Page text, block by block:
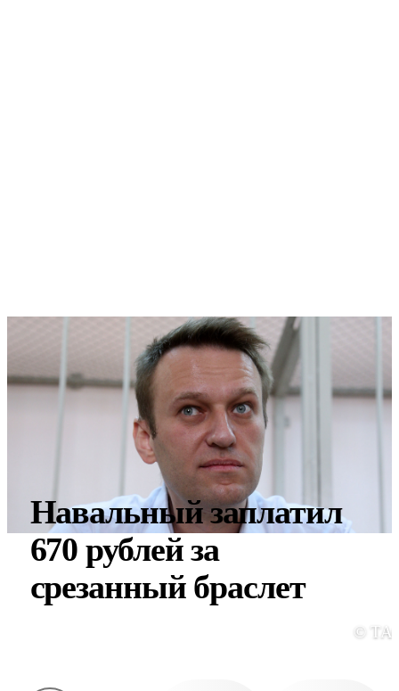
Навальный заплатил
670 рублей за
срезанный браслет
©